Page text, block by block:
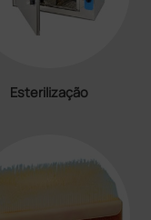
Esterilização